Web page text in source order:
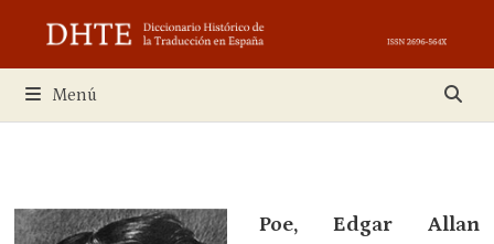
contenido
Menú
Poe, Edgar Allan